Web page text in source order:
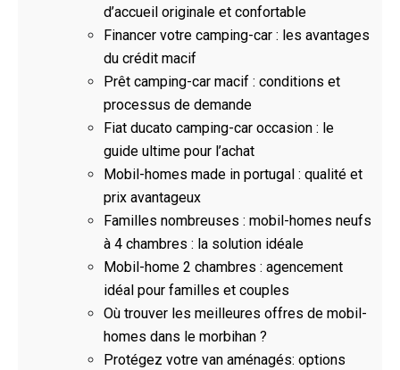
d’accueil originale et confortable
Financer votre camping-car : les avantages
du crédit macif
Prêt camping-car macif : conditions et
processus de demande
Fiat ducato camping-car occasion : le
guide ultime pour l’achat
Mobil-homes made in portugal : qualité et
prix avantageux
Familles nombreuses : mobil-homes neufs
à 4 chambres : la solution idéale
Mobil-home 2 chambres : agencement
idéal pour familles et couples
Où trouver les meilleures offres de mobil-
homes dans le morbihan ?
Protégez votre van aménagés: options